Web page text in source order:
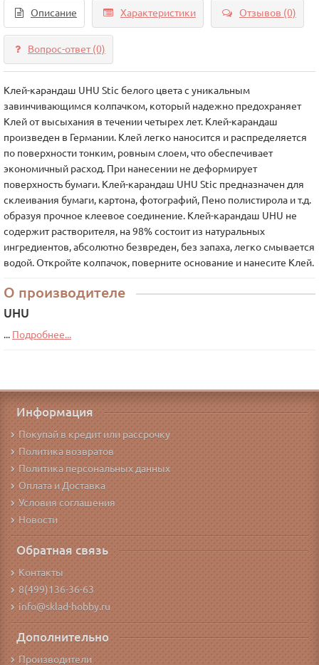
Описание Характеристики Отзывов (0)
Вопрос-ответ(0)
Клей-карандаш UHU Stic белого цвета с уникальным
завинчивающимся колпачком, который надежно предохраняет
Клей от высыхания в течении четырех лет. Клей-карандаш
произведен в Германии. Клей легко наносится и распределяется
по поверхности тонким, ровным слоем, что обеспечивает
экономичный расход. При нанесении не деформирует
поверхность бумаги. Клей-карандаш UHU Stic предназначен для
склеивания бумаги, картона, фотографий, Пено полистирола и т.д.
образуя прочное клеевое соединение. Клей-карандаш UHU не
содержит растворителя, на 98% состоит из натуральных
ингредиентов, абсолютно безвреден, без запаха, легко смывается
водой. Откройте колпачок, поверните основание и нанесите Клей.
О производителе
UHU
... Подробнее...
Информация
Покупай в кредит или рассрочку
Политика возвратов
Политика персональных данных
Оплата и Доставка
Условия соглашения
Новости
Обратная связь
Контакты
8(499)136-36-63
info@sklad-hobby.ru
Дополнительно
Производители